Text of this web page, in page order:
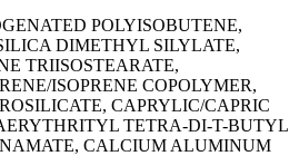
POLYISOBUTENE,
DIMETHYL SILYLATE,
TRIISOSTEARATE,
ISOPRENE COPOLYMER,
CAPRYLIC/CAPRIC
TETRA-DI-T-BUTYL
CALCIUM ALUMINUM